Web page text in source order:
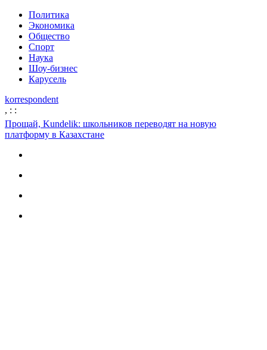
Политика
Экономика
Общество
Спорт
Наука
Шоу-бизнес
Карусель
korrespondent
, : :
Прощай, Kundelik: школьников переводят на новую
платформу в Казахстане